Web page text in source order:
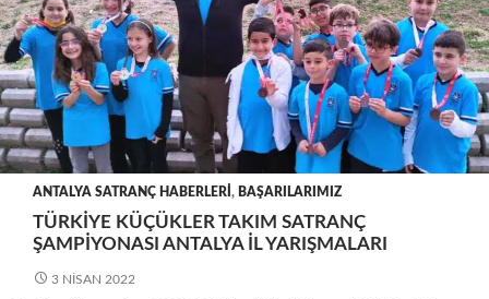
ANTALYA SATRANÇ HABERLERI , BAŞARILARIMIZ
TÜRKIYE KÜÇÜKLER TAKIM SATRANÇ
ŞAMPIYONASI ANTALYA İL YARIŞMALARI
3 NISAN 2022